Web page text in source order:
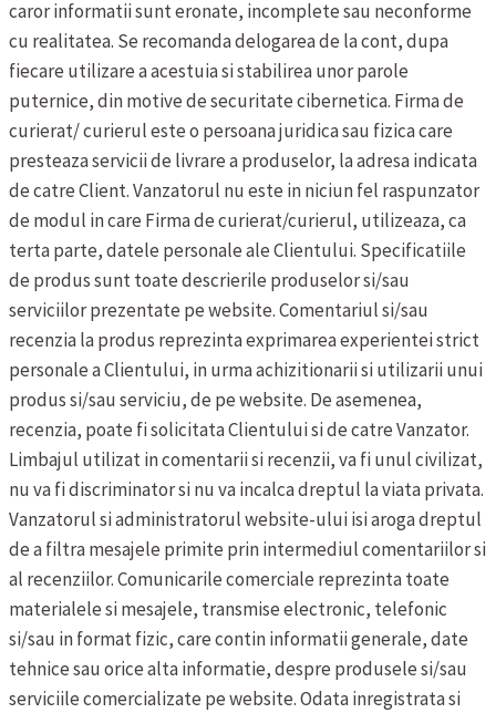
caror informatii sunt eronate, incomplete sau neconforme
cu realitatea. Se recomanda delogarea de la cont, dupa
fiecare utilizare a acestuia si stabilirea unor parole
puternice, din motive de securitate cibernetica. Firma de
curierat/ curierul este o persoana juridica sau fizica care
presteaza servicii de livrare a produselor, la adresa indicata
de catre Client. Vanzatorul nu este in niciun fel raspunzator
de modul in care Firma de curierat/curierul, utilizeaza, ca
terta parte, datele personale ale Clientului. Specificatiile
de produs sunt toate descrierile produselor si/sau
serviciilor prezentate pe website.Comentariul si/sau
recenzia la produs reprezinta exprimarea experientei strict
personale a Clientului, in urma achizitionarii si utilizarii unui
produs si/sau serviciu, de pe website. De asemenea,
recenzia, poate fi solicitata Clientului si de catre Vanzator.
Limbajul utilizat in comentarii si recenzii, va fi unul civilizat,
nu va fi discriminator si nu va incalca dreptul la viata privata.
Vanzatorul si administratorul website-ului isi aroga dreptul
de a filtra mesajele primite prin intermediul comentariilor si
al recenziilor.Comunicarile comerciale reprezinta toate
materialele si mesajele, transmise electronic, telefonic
si/sau in format fizic, care contin informatii generale, date
tehnice sau orice alta informatie, despre produsele si/sau
serviciile comercializate pe website. Odata inregistrata si